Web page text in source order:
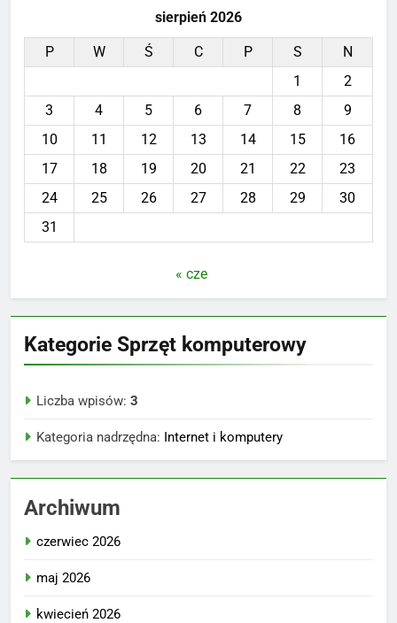
sierpień 2026
P W Ś C P S
N
1
2
3
4 5 6 7 8
9
10
11 12 13 14 15
16
17
18 19 20 21 22
23
24
25 26 27 28 29
30
31
« cze
Kategorie Sprzęt komputerowy
Liczba wpisów: 3
Kategoria nadrzędna: Internet i komputery
Archiwum
czerwiec 2026
maj 2026
kwiecień 2026